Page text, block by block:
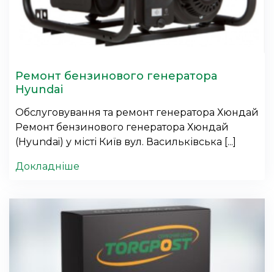
Ремонт бензинового генератора
Hyundai
Обслуговування та ремонт генератора Хюндай
Ремонт бензинового генератора Хюндай
(Hyundai) у місті Київ вул. Васильківська [...]
Докладніше